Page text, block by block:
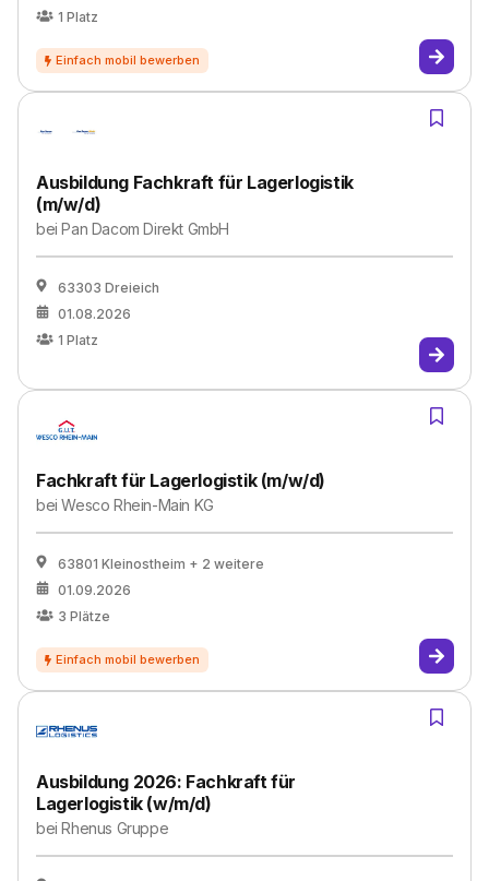
1 Platz
Ausbildung Fachkraft für Lagerlogistik
(m/w/d)
beiPan Dacom Direkt GmbH
63303 Dreieich
01.08.2026
1 Platz
Fachkraft für Lagerlogistik (m/w/d)
beiWesco Rhein-Main KG
63801 Kleinostheim + 2 weitere
01.09.2026
3 Plätze
Ausbildung 2026: Fachkraft für
Lagerlogistik (w/m/d)
beiRhenus Gruppe